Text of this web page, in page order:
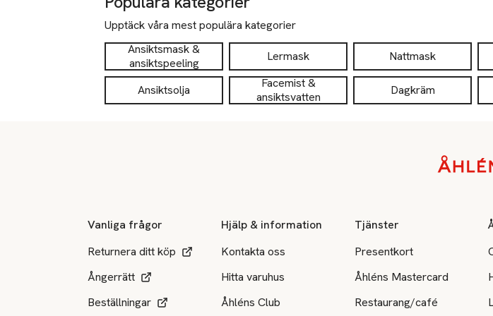
Upptäck våra mest populära kategorier
Ansiktsmask &
ansiktspeeling
Lermask Nattmask
Ansiktsolja
Facemist &
ansiktsvatten
Dagkräm
Vanliga frågor
Returnera ditt köp
Ångerrätt
Beställningar
Hjälp & information
Kontakta oss
Hitta varuhus
Åhléns Club
Tjänster
Presentkort
Åhléns Mastercard
Restaurang/café